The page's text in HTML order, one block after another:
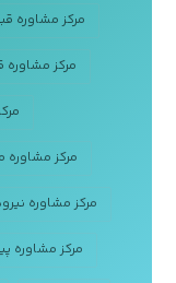
مرکز مشاوره
مرکز مشاوره
مرکز مشاوره
مرکز مشاوره
مرکز مشاوره